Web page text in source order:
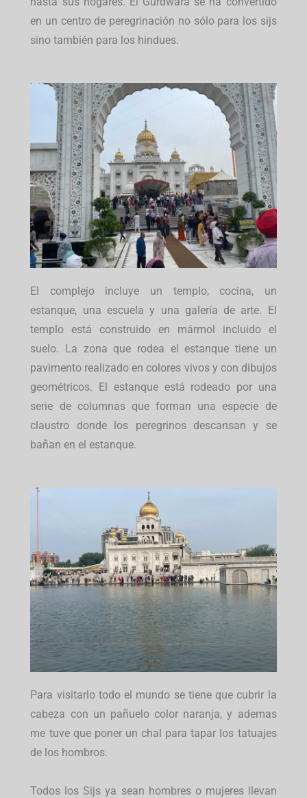
en un centro de peregrinación no sólo para los sijs
sino también para los hindues.
El complejo incluye un templo, cocina, un
estanque, una escuela y una galería de arte. El
templo está construido en mármol incluido el
suelo. La zona que rodea el estanque tiene un
pavimento realizado en colores vivos y con dibujos
geométricos. El estanque está rodeado por una
serie de columnas que forman una especie de
claustro donde los peregrinos descansan y se
bañan en el estanque.
Para visitarlo todo el mundo se tiene que cubrir la
cabeza con un pañuelo color naranja, y ademas
me tuve que poner un chal para tapar los tatuajes
de los hombros.
Todos los Sijs ya sean hombres o mujeres llevan